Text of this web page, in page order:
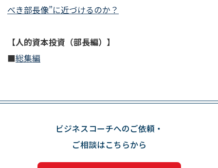
べき部長像”に近づけるのか？
【人的資本投資（部長編）】
■総集編
ビジネスコーチへのご依頼・
ご相談はこちらから